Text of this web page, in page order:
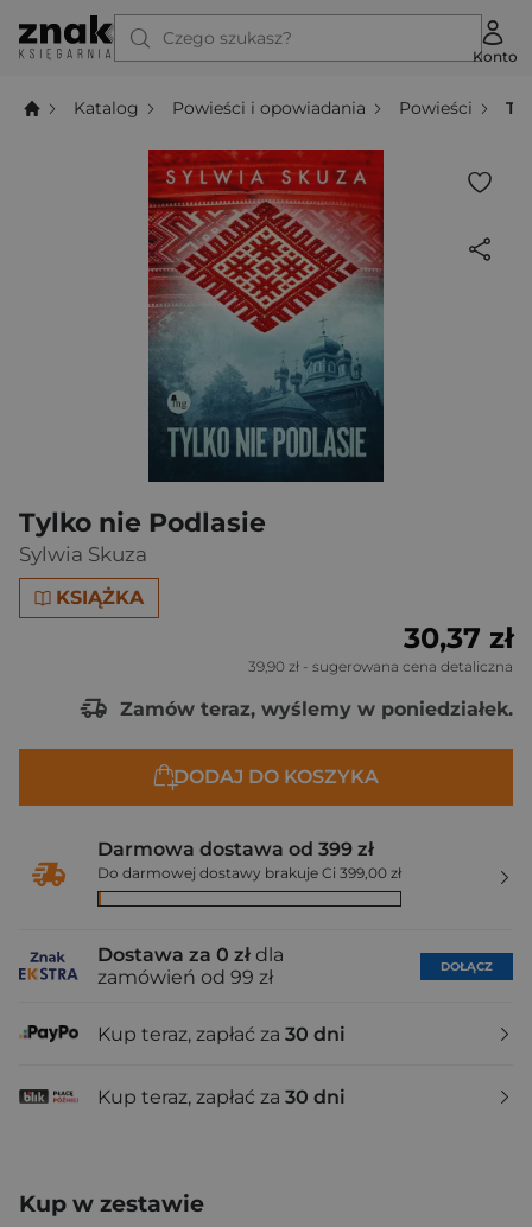
Czego szukasz?
Konto
Katalog Powieści i opowiadania Powieści
Tylko nie Podlasie
Sylwia Skuza
KSIĄŻKA
30,37 zł
39,90 zł - sugerowana cena detaliczna
Zamów teraz, wyślemy w poniedziałek.
DODAJ DO KOSZYKA
Darmowa dostawa od 399 zł
Do darmowej dostawy brakuje Ci 399,00 zł
Dostawa za 0 zł dla
zamówień od 99 zł
DOŁĄCZ
Kup teraz, zapłać za 30 dni
Kup teraz, zapłać za 30 dni
Kup w zestawie